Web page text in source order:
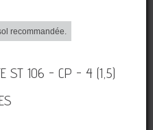
recommandée.
ST 106 - CP - 4 (1,5)